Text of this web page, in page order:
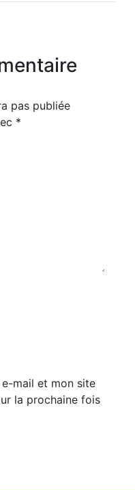
pas publiée
*
mail et mon site
la prochaine fois